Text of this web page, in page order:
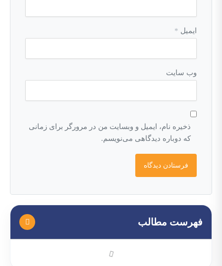
ایمیل *
وب‌ سایت
ذخیره نام، ایمیل و وبسایت من در مرورگر برای زمانی
که دوباره دیدگاهی می‌نویسم.
فهرست مطالب